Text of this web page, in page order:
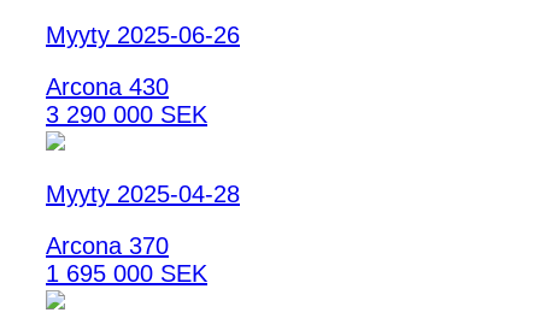
Myyty 2025-06-26
Arcona 430
3 290 000 SEK
Myyty 2025-04-28
Arcona 370
1 695 000 SEK